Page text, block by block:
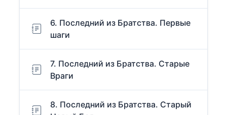
6. Последний из Братства. Первые
шаги
7. Последний из Братства. Старые
Враги
8. Последний из Братства. Старый